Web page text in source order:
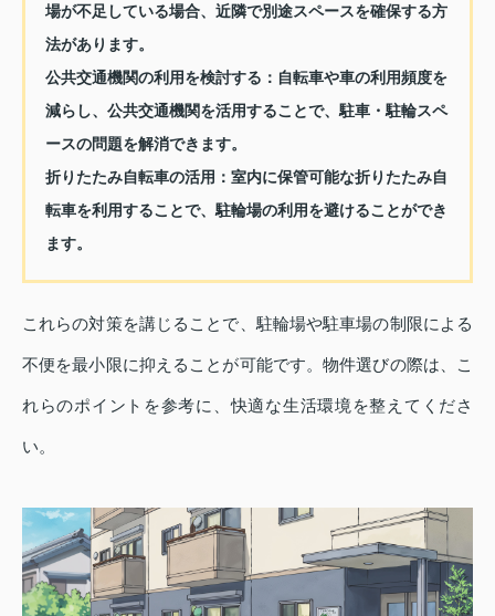
場が不足している場合、近隣で別途スペースを確保する方
法があります。
公共交通機関の利用を検討する：自転車や車の利用頻度を
減らし、公共交通機関を活用することで、駐車・駐輪スペ
ースの問題を解消できます。
折りたたみ自転車の活用：室内に保管可能な折りたたみ自
転車を利用することで、駐輪場の利用を避けることができ
ます。
これらの対策を講じることで、駐輪場や駐車場の制限による
不便を最小限に抑えることが可能です。物件選びの際は、こ
れらのポイントを参考に、快適な生活環境を整えてくださ
い。